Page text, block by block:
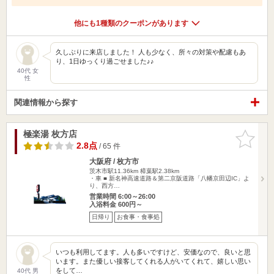
他にも1種類のクーポンがあります
40代 女
性
久しぶりに来店しました！ 人も少なく、所々の対策や配慮もあ
り、1日ゆっくり過ごせました♪♪
関連情報から探す
お気に入
りに追加
極楽湯 枚方店
2.8点/ 65 件
大阪府 / 枚方市
茨木市駅11.36km 樟葉駅2.38km
・車 ■ 新名神高速道路＆第二京阪道路「八幡京田辺IC」よ
り、西方…
営業時間 6:00～26:00
入浴料金 600円～
日帰り お食事・食事処
40代 男
いつも利用してます。人も多いですけど、安価なので、良いと思
います。また優しい接客してくれる人がいてくれて、嬉しい思い
をして…